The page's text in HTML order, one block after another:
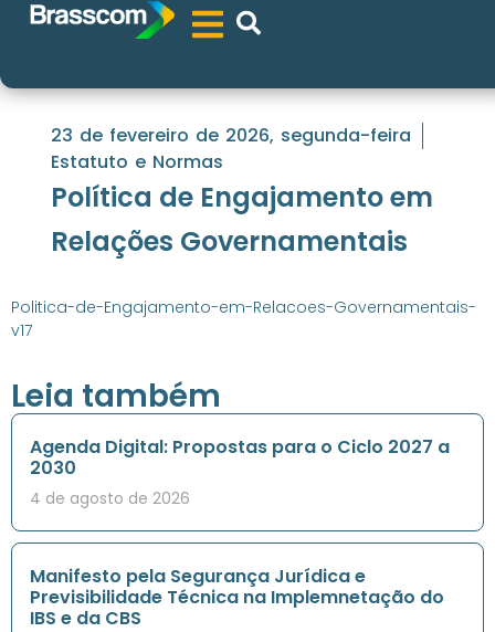
23 de fevereiro de 2026, segunda-feira
Estatuto e Normas
Política de Engajamento em
Relações Governamentais
Politica-de-Engajamento-em-Relacoes-Governamentais-
v17
Leia também
Agenda Digital: Propostas para o Ciclo 2027 a
2030
4 de agosto de 2026
Manifesto pela Segurança Jurídica e
Previsibilidade Técnica na Implemnetação do
IBS e da CBS